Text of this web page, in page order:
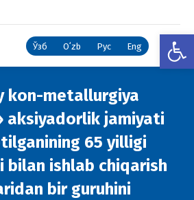
Ўзб Oʻzb Рус Eng
kon-metallurgiya
aksiyadorlik jamiyati
65 yilligi
bilan ishlab chiqarish
bir guruhini